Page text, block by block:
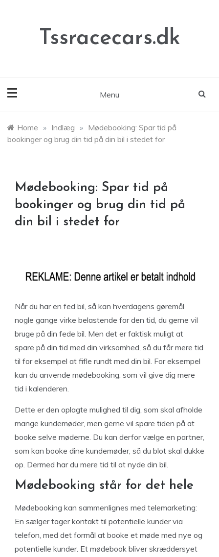
Tssracecars.dk
Menu
Home » Indlæg » Mødebooking: Spar tid på
bookinger og brug din tid på din bil i stedet for
Mødebooking: Spar tid på
bookinger og brug din tid på
din bil i stedet for
Når du har en fed bil, så kan hverdagens gøremål
nogle gange virke belastende for den tid, du gerne vil
bruge på din fede bil. Men det er faktisk muligt at
spare på din tid med din virksomhed, så du får mere tid
til for eksempel at fifle rundt med din bil. For eksempel
kan du anvende mødebooking, som vil give dig mere
tid i kalenderen.
Dette er den oplagte mulighed til dig, som skal afholde
mange kundemøder, men gerne vil spare tiden på at
booke selve møderne. Du kan derfor vælge en partner,
som kan booke dine kundemøder, så du blot skal dukke
op. Dermed har du mere tid til at nyde din bil.
Mødebooking står for det hele
Mødebooking kan sammenlignes med telemarketing:
En sælger tager kontakt til potentielle kunder via
telefon, med det formål at booke et møde med nye og
potentielle kunder. Et mødebook bliver skræddersyet